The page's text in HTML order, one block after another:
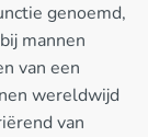
genoemd,
mannen
van een
wereldwijd
van